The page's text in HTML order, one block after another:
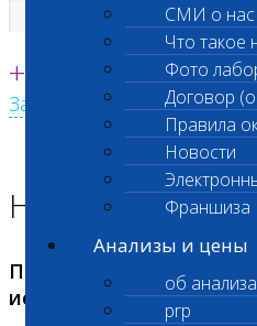
Единая круглосуточная справочная
+7 495 260 0 260
Заказать звонок с сайта
СМИ о нас
Что такое
Фото
Договор
Правила
Новости
Анализы и цены
об
prp
Главная страница
Новости
Приостановка срочных
исследований